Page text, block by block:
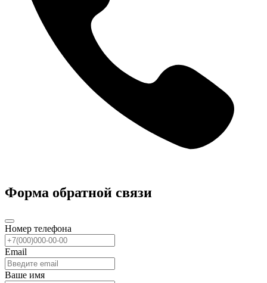
Форма обратной связи
Номер телефона
Email
Ваше имя